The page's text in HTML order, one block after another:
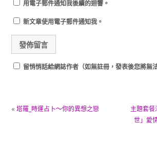
用電子郵件通知我後續的迴響。
新文章使用電子郵件通知我。
留悄悄話給網誌作者（如無註冊，發表後您將無
« 塔羅_時運占卜～你的異想之戀
主題套
世」愛